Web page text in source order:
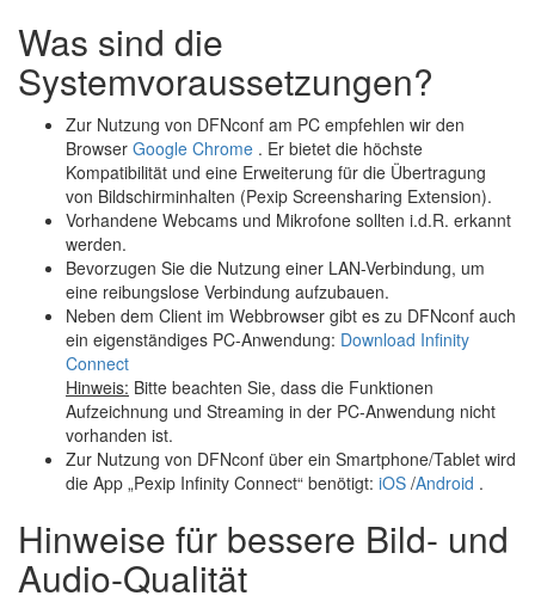
Was sind die
Systemvoraussetzungen?
Zur Nutzung von DFNconf am PC empfehlen wir den
Browser Google Chrome . Er bietet die höchste
Kompatibilität und eine Erweiterung für die Übertragung
von Bildschirminhalten (Pexip Screensharing Extension).
Vorhandene Webcams und Mikrofone sollten i.d.R. erkannt
werden.
Bevorzugen Sie die Nutzung einer LAN-Verbindung, um
eine reibungslose Verbindung aufzubauen.
Neben dem Client im Webbrowser gibt es zu DFNconf auch
ein eigenständiges PC-Anwendung: Download Infinity
Connect
Hinweis: Bitte beachten Sie, dass die Funktionen
Aufzeichnung und Streaming in der PC-Anwendung nicht
vorhanden ist.
Zur Nutzung von DFNconf über ein Smartphone/Tablet wird
die App „Pexip Infinity Connect“ benötigt: iOS /Android .
Hinweise für bessere Bild- und
Audio-Qualität